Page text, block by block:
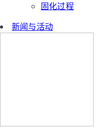
固化过程
新闻与活动